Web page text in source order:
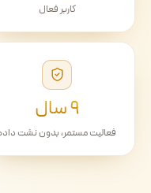
کاربر فعال
۹ سال
فعالیت مستمر، بدون نشت